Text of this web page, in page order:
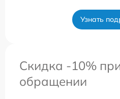
Узнать
Скидка -10%
обращении